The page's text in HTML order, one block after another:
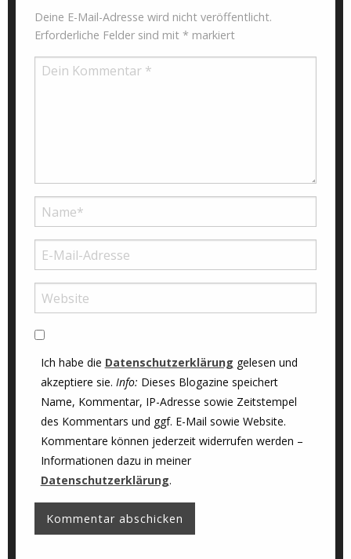
Deine E-Mail-Adresse wird nicht veröffentlicht.
Erforderliche Felder sind mit * markiert
Ich habe die Datenschutzerklärung gelesen und
akzeptiere sie. Info: Dieses Blogazine speichert
Name, Kommentar, IP-Adresse sowie Zeitstempel
des Kommentars und ggf. E-Mail sowie Website.
Kommentare können jederzeit widerrufen werden –
Informationen dazu in meiner
Datenschutzerklärung.